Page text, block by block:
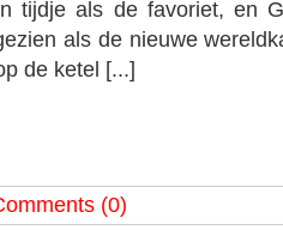
tijdje als de favoriet, en
als de nieuwe
de ketel [...]
(0)